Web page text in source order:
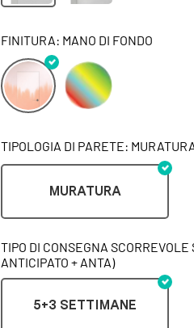
FINITURA: MANO DI FONDO
TIPOLOGIA DI PARETE:
MURATURA
TIPO DI CONSEGNA
ANTICIPATO + ANTA)
5+3 SETTIMANE